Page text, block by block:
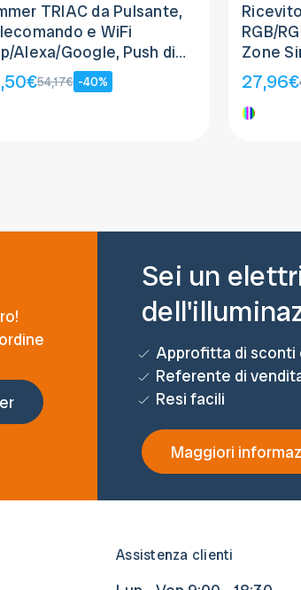
TRIAC da Pulsante,
e WiFi
Alexa/Google, Push dim,
300W
54,17€ -40%
RGB/
Zone
App/
27,96€
Sei un
Approfitta di sconti
Referente di
Resi facili
Maggiori
Assistenza clienti